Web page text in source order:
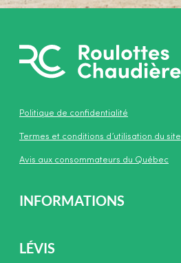
Politique de confidentialité
Termes et conditions d’utilisation du site
Avis aux consommateurs du Québec
INFORMATIONS
LÉVIS